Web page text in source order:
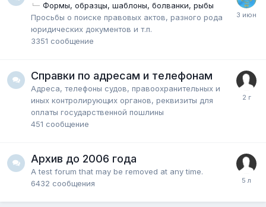
Формы, образцы, шаблоны, болванки, рыбы
Просьбы о поиске правовых актов, разного рода
юридических документов и т.п.
3351 сообщение
Справки по адресам и телефонам
Адреса, телефоны судов, правоохранительных и
иных контролирующих органов, реквизиты для
оплаты государственной пошлины
451 сообщение
Архив до 2006 года
A test forum that may be removed at any time.
6432 сообщения